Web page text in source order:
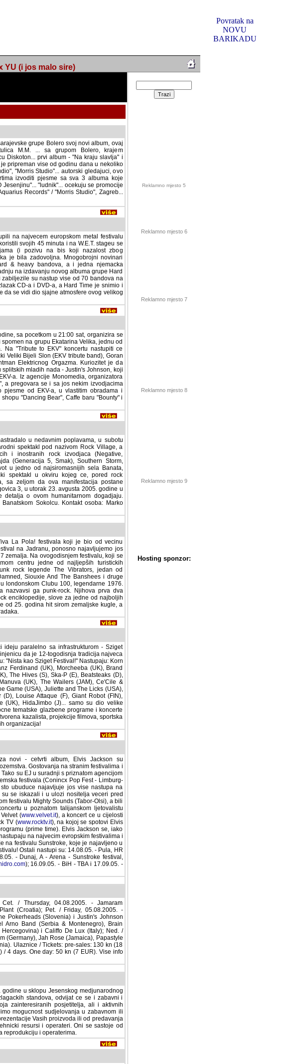
Povratak na
NOVU
BARIKADU
YU (i jos malo sire)
grupe Bolero svoj novi album, ovaj
M.M. ... sa grupom Bolero, krajem
Diskoton... prvi album - "Na kraju slavlja" i
pripreman vise od godinu dana u nekoliko
"Morris Studio"... autorski gledajuci, ovo
izvoditi pjesme sa sva 3 albuma koje
Jesenjinu"... "ludnik"... ocekuju se promocije
Records" / "Morris Studio", Zagreb...
na najvecem europskom metal festivalu
svojih 45 minuta i na W.E.T. stageu se
(i pozivu na bis koji nazalost zbog
je bila zadovoljna. Mnogobrojni novinari
& heavy bandova, a i jedna njemacka
na izdavanju novog albuma grupe Hard
su nastup vise od 70 bandova na
CD-a i DVD-a, a Hard Time je snimio i
da se vidi dio sjajne atmosfere ovog velikog
sa pocetkom u 21:00 sat, organizira se
na grupu Ekatarina Velika, jednu od
"Tribute to EKV" koncertu nastupiti ce
Veliki Bijeli Slon (EKV tribute band), Goran
Elektricnog Orgazma. Kuriozitet je da
mladih nada - Justin's Johnson, koji
a. Iz agencije Monomedia, organizatora
se i sa jos nekim izvodjacima tako
a, u vlastitim obradama i aranzmanima.
Caffe baru "Bounty" i knjizari "Utopia",
u nedavnim poplavama, u subotu
spektakl pod nazivom Rock Village, a
rock izvodjaca (Negative, Inspektor
5, Smak), Southern Storm, ProRock,
najsiromasnijih sela Banata, organizatori su
ce, pored rock maratona, biti odrzani i
postane vojvodjanski Woodstock. Tim
2005. godine u 12 sati bice organizovana
Konferencija ce svima dati priliku da
Marjanovic (rockvillage@tenfore.co.yu) -
Pola! festivala koji je bio od vecinu medija
ponosno najavljujemo jos bolji i veci
ovogodisnjem festivalu, koji se se odrzati u
od najljepših turistickih destinacija na
Vibrators, jedan od bendova koji su uz Sex
Banshees i druge nastupili na prvom
100, legendarne 1976. godine, tako
rock. Njihova prva dva albuma, "Pure
slove za jedne od najboljih uradaka punk-
sirom zemaljske kugle, a njihov posljednji
ideju paralelno sa infrastrukturom - Sziget
da je 12-togodisnja tradicija najveca
"Nista kao Sziget Festival!" Nastupaju: Korn
(UK), Morcheeba (UK), Brand New
Hives (S), Ska-P (E), Beatsteaks (D), Natalie
The Wailers (JAM), Ce'Cile & T.O.K. (JAM),
Juliette and The Licks (USA), Fishbone
(F), Giant Robot (FIN), Resin Dogs
(J)... samo su dio velike ponude Sziget 2005
programe i koncerte (klasika, jazz, blues,
filmova, sportska natjecanja, razlicite
- cetvrti album, Elvis Jackson su neprestano
na stranim festivalima i koncertima
u suradnji s priznatom agencijom Paperclip
(Conincx Pop Fest - Limburg-Elslo i
najavljuje jos vise nastupa na zahtjevnom
i u ulozi nositelja veceri pred vise od tisucu
Mighty Sounds (Tabor-Olsi), a bili su,
u poznatom talijanskom ljetovalistu Rimini.
www.velvet.it), a koncert ce u cijelosti snimiti
), na kojoj se spotovi Elvis Jackson
time). Elvis Jackson se, iako se o tome u
na najvecim evropskim festivalima i ciji su
Sunstroke, koje je najavljeno u velikoj
Ostali nastupi su: 14.08.05. - Pula, HR /
- Dunaj, A - Arena - Sunstroke festival,
); 16.09.05. - BiH - TBA i 17.09.05. -
04.08.2005. - Jamaram (Germany),
/ Friday, 05.08.2005. - Dubioza Kolektiv
i Justin's Johnson (Croatia); Sub. /
& Montenegro), Brain Holidays (Croatia),
De Lux (Italy); Ned. / Sunday, 07.08.2005. -
(Jamaica), Papastyle & Baldas (France) i DJ
sales: 130 kn (18 EUR) / 4 days. At the
50 kn (7 EUR). Vise info ima na:
u sklopu Jesenskog medjunarodnog
standova, odvijat ce se i zabavni i
zainteresiranih posjetitelja, ali i aktivnih
mogucnost sudjelovanja u zabavnom ili
Vasih proizvoda ili od predavanja
resursi i operateri. Oni se sastoje od
reprodukciju i operaterima.